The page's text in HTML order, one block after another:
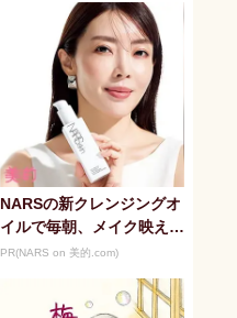
NARSの新クレンジングオ
イルで毎朝、メイク映えす
る潤い美肌へ
PR(NARS on 美的.com)